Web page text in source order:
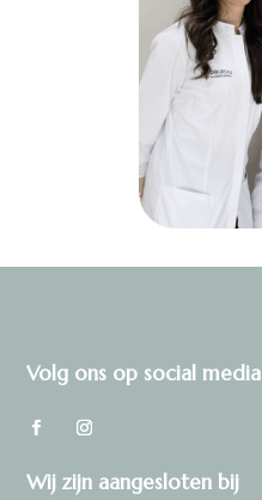
Volg ons op social media
Wij zijn aangesloten bij